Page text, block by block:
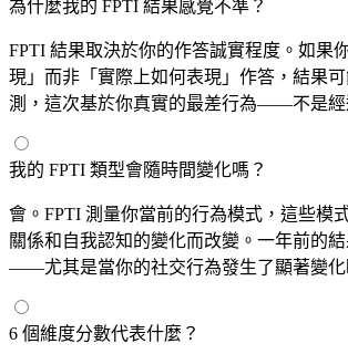
為什麼我的 FPTI 結果感覺不準？
FPTI 結果取決於你的作答誠實程度。如果
現」而非「實際上如何表現」作答，結果
測，這次基於你真實的最差行為——不是經
我的 FPTI 類型會隨時間變化嗎？
會。FPTI 測量你當前的行為模式，這些模
關係和自我認知的變化而改變。一年前的
——尤其是當你的社交行為發生了顯著變化
6 個維度分數代表什麼？